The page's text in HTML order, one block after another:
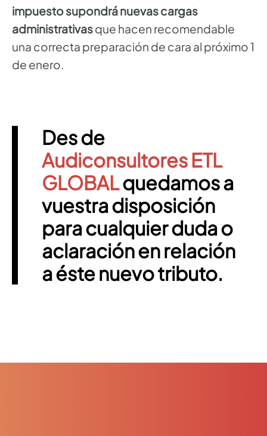
impuesto supondrá nuevas cargas
administrativasque hacen recomendable
una correcta preparación de cara al próximo 1
de enero.
Des de
Audiconsultores ETL
GLOBALquedamos a
vuestra disposición
para cualquier duda o
aclaración en relación
a éste nuevo tributo.